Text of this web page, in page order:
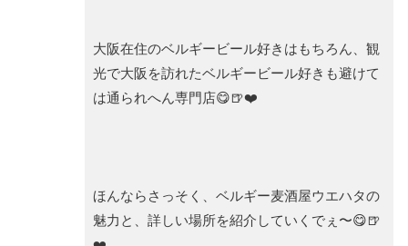
大阪在住のベルギービール好きはもちろん、観
光で大阪を訪れたベルギービール好きも避けて
は通られへん専門店😋🍺❤️
ほんならさっそく、ベルギー麦酒屋ウエハタの
魅力と、詳しい場所を紹介していくでぇ〜😋🍺